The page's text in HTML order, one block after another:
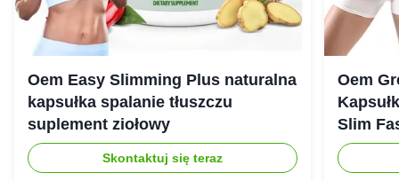
Oem Easy Slimming Plus naturalna
kapsułka spalanie tłuszczu
suplement ziołowy
Skontaktuj się teraz
Oem
Slim